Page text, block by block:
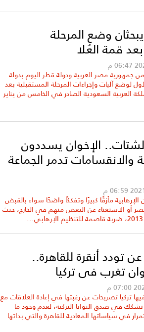
وضع المرحلة
قمة العُلا
جمهورية مصر العربية ودولة قطر اليوم بدولة
لوضع آليات وإجراءات المرحلة المستقبلية بعد
العربية السعودية الصادر في الخامس من يناير
الإخوان يسددون
والانقسامات تدمر الجماعة
مأزقًا كبيرًا وتفككًا واضحًا سواء بالقبض
أو الاستغناء عن البعض منهم في الخارج، حيث
تودد أنقرة للقاهرة..
تغرب في تركيا
تركيا تصريحات عن رغبتها في إعادة العلاقات مع
في صدق النوايا التركية، لعدم وجود ما
في سياساتها المعادية للقاهرة والتي بداتها